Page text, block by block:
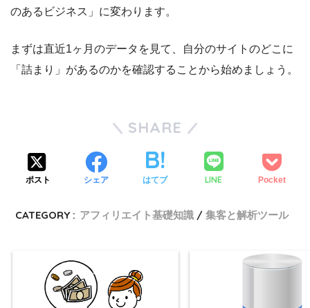
のあるビジネス」 に変わります。
まずは直近1ヶ月のデータを見て、自分のサイトのどこに
「詰まり」があるのかを確認することから始めましょう。
SHARE
ポスト シェア はてブ LINE Pocket
CATEGORY : アフィリエイト基礎知識 集客と解析ツール